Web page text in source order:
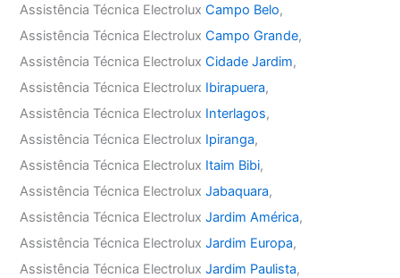
Assistência Técnica ElectroluxCampo Belo,
Assistência Técnica ElectroluxCampo Grande,
Assistência Técnica ElectroluxCidade Jardim,
Assistência Técnica Electrolux Ibirapuera,
Assistência Técnica Electrolux Interlagos,
Assistência Técnica Electrolux Ipiranga,
Assistência Técnica Electrolux Itaim Bibi,
Assistência Técnica ElectroluxJabaquara,
Assistência Técnica ElectroluxJardim América,
Assistência Técnica ElectroluxJardim Europa,
Assistência Técnica ElectroluxJardim Paulista,